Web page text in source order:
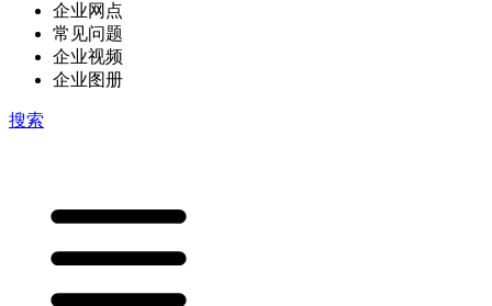
企业网点
常见问题
企业视频
企业图册
搜索